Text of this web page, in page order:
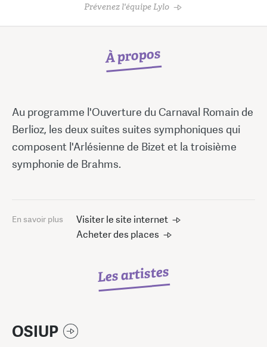
Prévenez l'équipe Lylo
À propos
Au programme l'Ouverture du Carnaval Romain de
Berlioz, les deux suites suites symphoniques qui
composent l'Arlésienne de Bizet et la troisième
symphonie de Brahms.
En savoir plus
Visiter le site internet
Acheter des places
Les artistes
OSIUP